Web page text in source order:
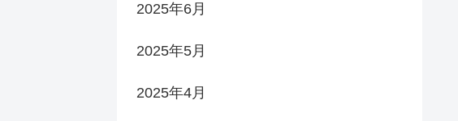
2025年6月
2025年5月
2025年4月